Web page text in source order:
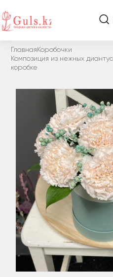
Главная Коробочки
Композиция из нежных
коробке